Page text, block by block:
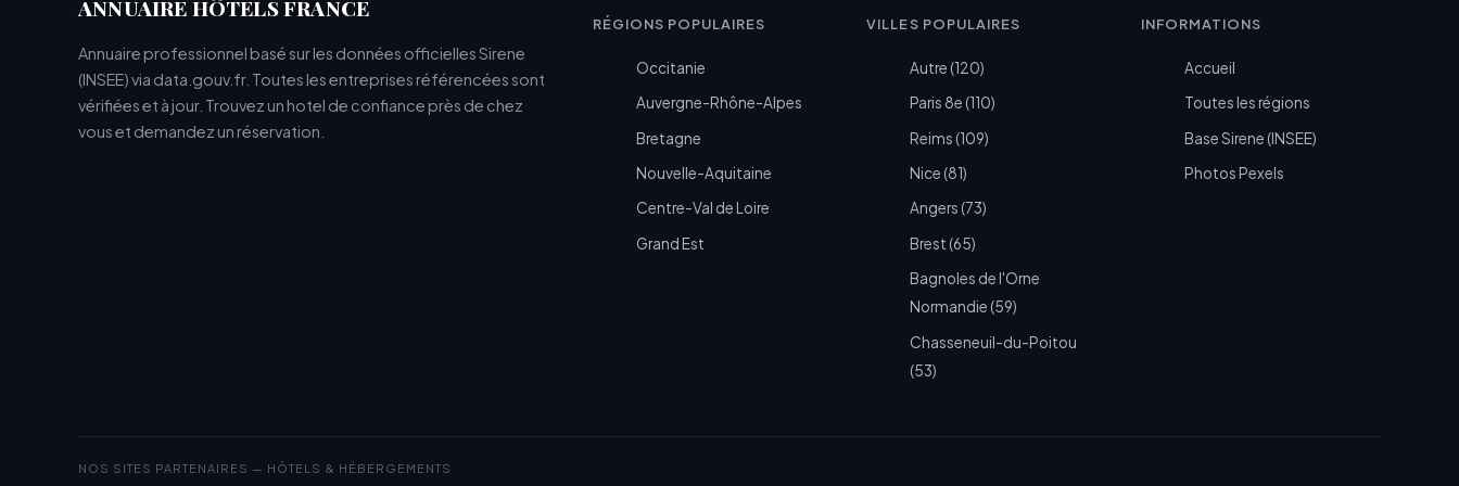
ANNUAIRE HÔTELS FRANCE
Annuaire professionnel basé sur les données officielles Sirene
(INSEE) via data.gouv.fr. Toutes les entreprises référencées sont
vérifiées et à jour. Trouvez un hotel de confiance près de chez
vous et demandez un réservation.
RÉGIONS POPULAIRES
Occitanie
Auvergne-Rhône-Alpes
Bretagne
Nouvelle-Aquitaine
Centre-Val de Loire
Grand Est
VILLES POPULAIRES
Autre (120)
Paris 8e (110)
Reims (109)
Nice (81)
Angers (73)
Brest (65)
Bagnoles de l'Orne
Normandie (59)
Chasseneuil-du-Poitou
(53)
INFORMATIONS
Accueil
Toutes les régions
Base Sirene (INSEE)
Photos Pexels
NOS SITES PARTENAIRES — HÔTELS & HÉBERGEMENTS